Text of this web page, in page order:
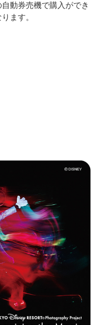
動券売機で購入ができ
ます。